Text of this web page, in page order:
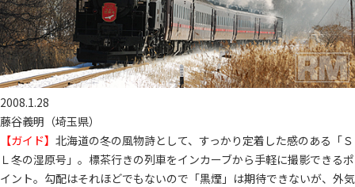
2008.1.28
藤谷義明（埼玉県）
【ガイド】 北海道の冬の風物詩として、すっかり定着した感のある「Ｓ
Ｌ冬の湿原号」。標茶行きの列車をインカーブから手軽に撮影できるポ
イント。勾配はそれほどでもないので「黒煙」は期待できないが、外気